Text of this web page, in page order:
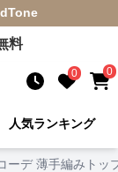
料
0 0
人気ランキング
ーデ 薄手編みトッ